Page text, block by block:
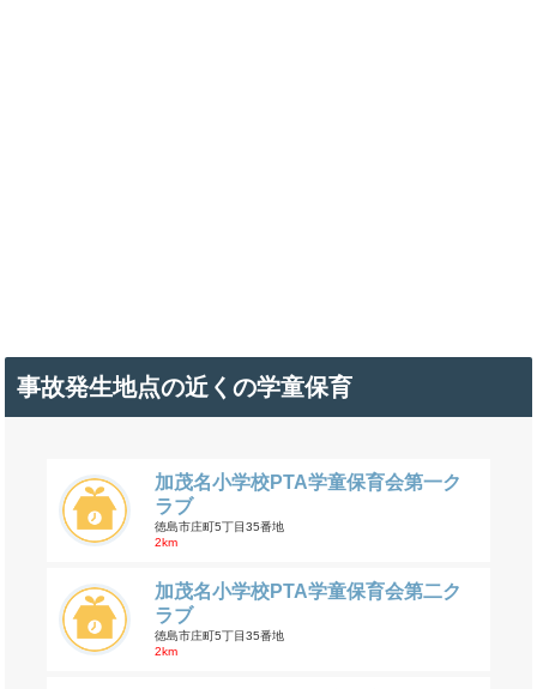
事故発生地点の近くの学童保育
加茂名小学校PTA学童保育会第一ク
ラブ
徳島市庄町5丁目35番地
2km
加茂名小学校PTA学童保育会第二ク
ラブ
徳島市庄町5丁目35番地
2km